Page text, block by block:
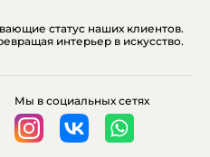
статус наших клиентов.
интерьер в искусство.
Мы в социальных сетях